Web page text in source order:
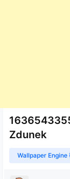
Zdunek
Wallpaper Engine